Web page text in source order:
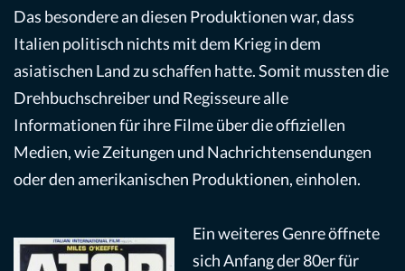
Das besondere an diesen Produktionen war, dass
Italien politisch nichts mit dem Krieg in dem
asiatischen Land zu schaffen hatte. Somit mussten die
Drehbuchschreiber und Regisseure alle
Informationen für ihre Filme über die offiziellen
Medien, wie Zeitungen und Nachrichtensendungen
oder den amerikanischen Produktionen, einholen.
Ein weiteres Genre öffnete
sich Anfang der 80er für